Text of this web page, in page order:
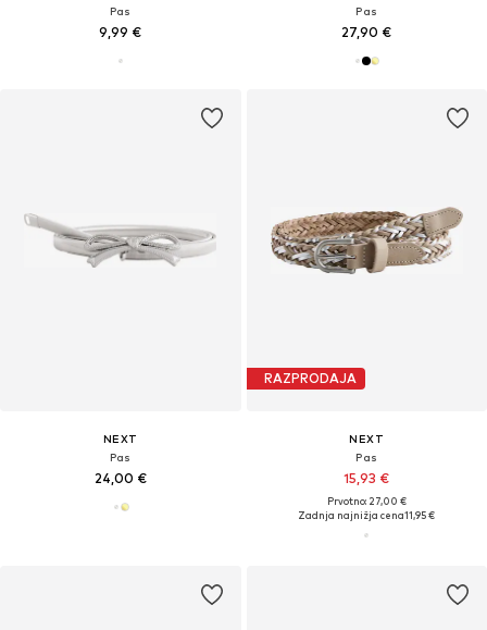
Pas
9,99 €
Pas
27,90 €
NEXT
Pas
24,00 €
RAZPRODAJA
NEXT
Pas
15,93 €
Prvotno: 27,00 €
Zadnja najnižja cena11,95 €